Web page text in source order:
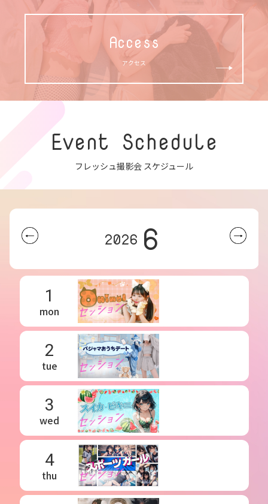
Access
アクセス
Event Schedule
フレッシュ撮影会 スケジュール
2026 6
1
mon
2
tue
3
wed
4
thu